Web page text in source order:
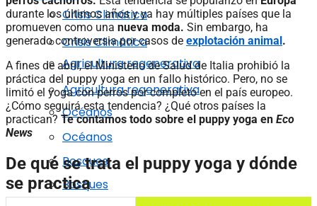
Crisis Climática
Agricultura regenerativa
Océanos
Bosques
Crisis Climática
Agricultura regenerativa
Océanos
Bosques
durante los últimos años y ya hay múltiples países que la
promueven como una nueva moda. Sin embargo, ha
generado controversia por casos de explotación animal .
A fines de abril, el Ministerio de Salud de Italia prohibió la
práctica del puppy yoga en un fallo histórico. Pero, no se
limitó el yoga con perros por completo en el país europeo.
¿Cómo seguirá esta tendencia? ¿Qué otros países la
practican? Te contamos todo sobre el puppy yoga en Eco
News
De qué se trata el puppy yoga y dónde
se practica